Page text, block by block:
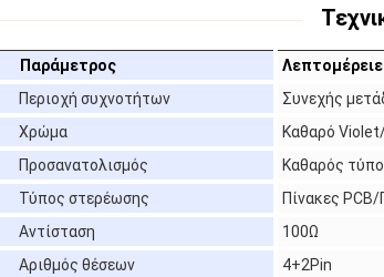
Παράμετρος
Περιοχή συχνοτήτων
Συνεχής
Χρώμα
Καθαρό
Προσανατολισμός
Καθαρός
Τύπος στερέωσης
Πίνακες
Αντίσταση
100Ω
Αριθμός θέσεων
4+2Pin